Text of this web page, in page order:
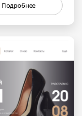
Подробнее